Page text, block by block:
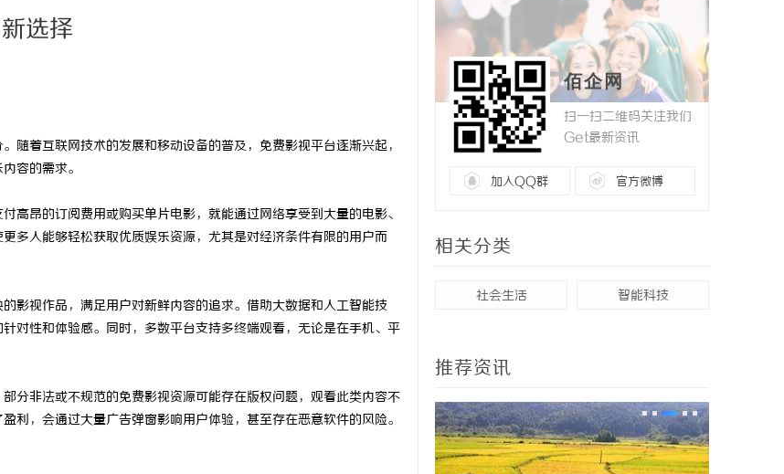
选择
随着互联网技术的发展和移动设备的普及，免费影视平台逐渐兴起，
容的需求。
昂的订阅费用或购买单片电影，就能通过网络享受到大量的电影、
多人能够轻松获取优质娱乐资源，尤其是对经济条件有限的用户而
影视作品，满足用户对新鲜内容的追求。借助大数据和人工智能技
对性和体验感。同时，多数平台支持多终端观看，无论是在手机、平
分非法或不规范的免费影视资源可能存在版权问题，观看此类内容不
利，会通过大量广告弹窗影响用户体验，甚至存在恶意软件的风险。
佰企网
扫一扫二维码关注我们
Get最新资讯
加入QQ群 官方微博
相关分类
社会生活 智能科技
推荐资讯